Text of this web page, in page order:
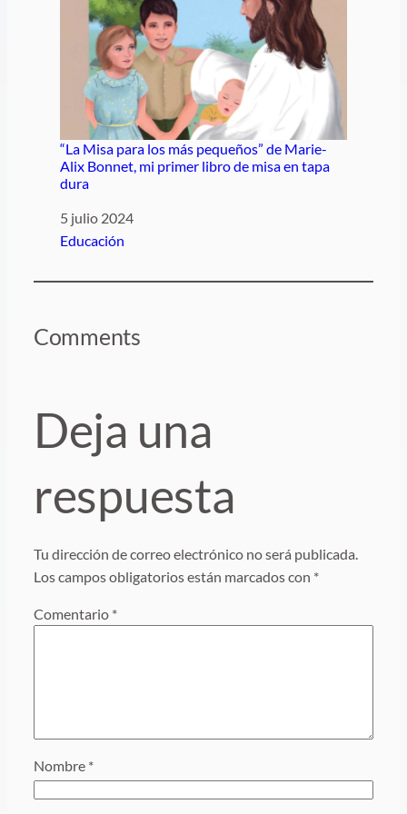
“La Misa para los más pequeños” de Marie-
Alix Bonnet, mi primer libro de misa en tapa
dura
Fecha
5 julio 2024
Respecto a
Educación
Comments
Deja una
respuesta
Tu dirección de correo electrónico no será publicada.
Los campos obligatorios están marcados con *
Comentario *
Nombre *